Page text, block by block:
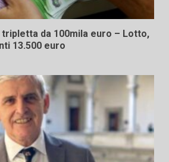
da 100mila euro – Lotto,
13.500 euro